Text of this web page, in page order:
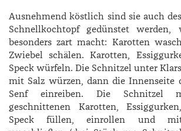
Ausnehmend köstlich sind sie auch
Schnellkochtopf gedünstet werden,
besonders zart macht: Karotten
Zwiebel schälen. Karotten,
Speck würfeln. Die Schnitzel unter
mit Salz würzen, dann die Innenseite
Senf einreiben. Die
geschnittenen Karotten,
Speck füllen, einrollen und mit